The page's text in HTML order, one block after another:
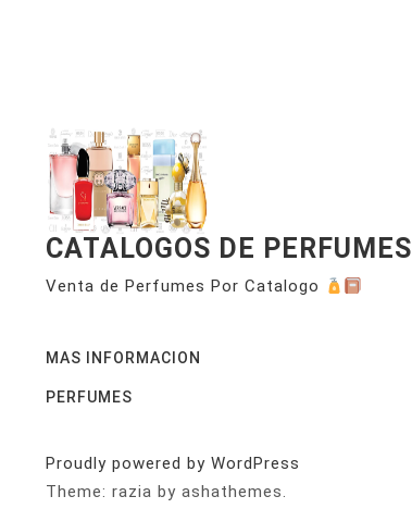
CATALOGOS DE PERFUMES
Venta de Perfumes Por Catalogo
MAS INFORMACION
PERFUMES
Proudly powered by WordPress
Theme: razia by ashathemes.